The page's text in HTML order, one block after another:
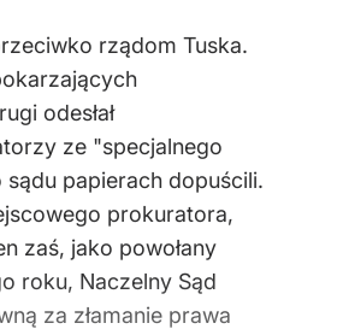
rządom Tuska.
odesłał
ze "specjalnego
papierach dopuścili.
prokuratora,
zaś, jako powołany
roku, Naczelny Sąd
za złamanie prawa